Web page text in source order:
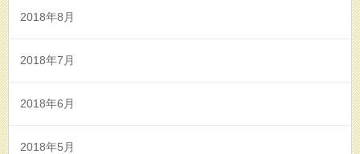
2018年8月
2018年7月
2018年6月
2018年5月